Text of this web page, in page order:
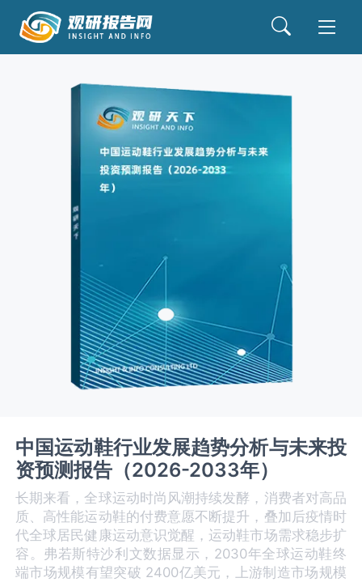
中国运动鞋行业发展趋势分析与未来投
资预测报告（2026-2033年）
长期来看，全球运动时尚风潮持续发酵，消费者对高品
质、高性能运动鞋的付费意愿不断提升，叠加后疫情时
代全球居民健康运动意识觉醒，运动鞋市场需求稳步扩
容。弗若斯特沙利文数据显示，2030年全球运动鞋终
端市场规模有望突破 2400亿美元，上游制造市场规模